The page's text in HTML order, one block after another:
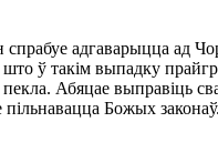
адгаварыцца ад
ў такім выпадку
Абяцае выправіць
пільнавацца Божых